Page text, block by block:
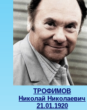
ТРОФИМОВ
Николай Николаевич
21.01.1920